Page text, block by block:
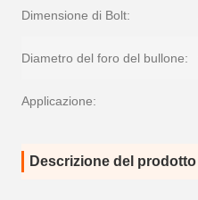
Dimensione di Bolt:
Diametro del foro del bullone:
Applicazione:
Descrizione del prodotto